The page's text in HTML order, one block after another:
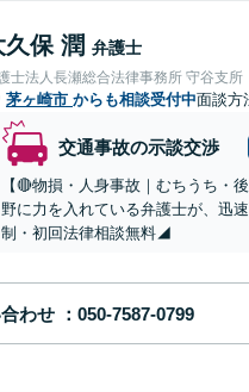
久保 潤 弁護士
士法人長瀬総合法律事務所 守谷支所
茅ヶ崎市 からも相談受付中面談方
交通事故の示談交渉
【🔴物損・人身事故｜むちうち・
野に力を入れている弁護士が、迅
制・初回法律相談無料◢
わせ